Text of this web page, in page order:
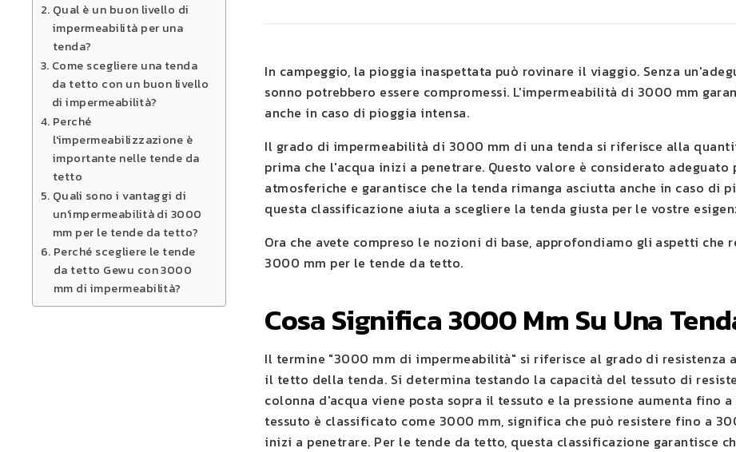
Qual è un buon livello di
impermeabilità per una
tenda?
Come scegliere una tenda
da tetto con un buon livello
di impermeabilità?
Perché
l'impermeabilizzazione è
importante nelle tende da
tetto
Quali sono i vantaggi di
un'impermeabilità di 3000
mm per le tende da tetto?
Perché scegliere le tende
da tetto Gewu con 3000
mm di impermeabilità?
In campeggio, la pioggia inaspettata può rovinare il viaggio. Senza
sonno potrebbero essere compromessi. L'impermeabilità di 3000 mm
anche in caso di pioggia intensa.
Il grado di impermeabilità di 3000 mm di una tenda si riferisce alla
prima che l'acqua inizi a penetrare. Questo valore è considerato
atmosferiche e garantisce che la tenda rimanga asciutta anche in caso di
questa classificazione aiuta a scegliere la tenda giusta per le vostre
Ora che avete compreso le nozioni di base, approfondiamo gli aspetti
3000 mm per le tende da tetto.
Cosa Significa 3000 Mm Su Una
Il termine "3000 mm di impermeabilità" si riferisce al grado di
il tetto della tenda. Si determina testando la capacità del tessuto di
colonna d'acqua viene posta sopra il tessuto e la pressione aumenta fino
tessuto è classificato come 3000 mm, significa che può resistere fino a
inizi a penetrare. Per le tende da tetto, questa classificazione garantisce